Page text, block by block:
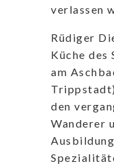
verlassen
Rüdiger
Küche des
am
den
Wanderer